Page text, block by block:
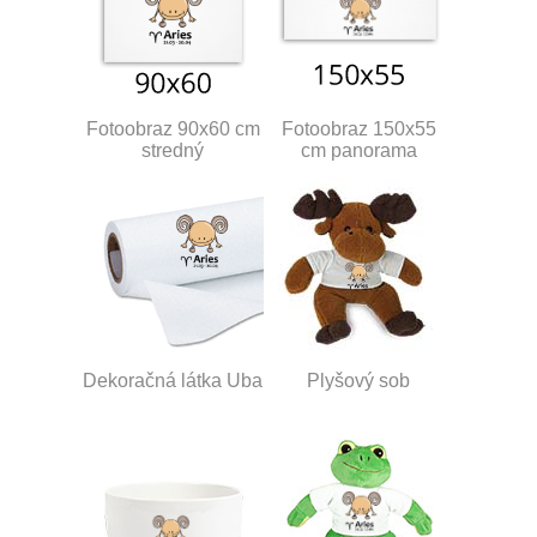
Fotoobraz 90x60 cm
stredný
Fotoobraz 150x55
cm panorama
Dekoračná látka Uba Plyšový sob